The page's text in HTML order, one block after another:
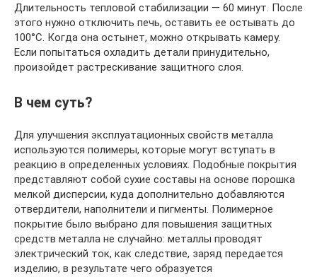
Длительность тепловой стабилизации — 60 минут. После
этого нужно отключить печь, оставить ее остывать до
100°С. Когда она остынет, можно открывать камеру.
Если попытаться охладить детали принудительно,
произойдет растрескивание защитного слоя.
В чем суть?
Для улучшения эксплуатационных свойств металла
используются полимеры, которые могут вступать в
реакцию в определенных условиях. Подобные покрытия
представляют собой сухие составы на основе порошка
мелкой дисперсии, куда дополнительно добавляются
отвердители, наполнители и пигменты. Полимерное
покрытие было выбрано для повышения защитных
средств металла не случайно: металлы проводят
электрический ток, как следствие, заряд передается
изделию, в результате чего образуется